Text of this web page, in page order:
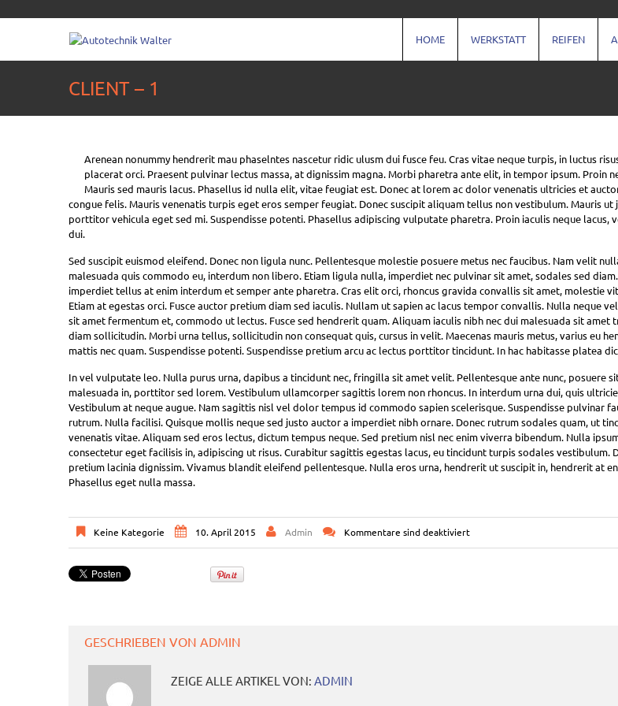
HOME WERKSTATT REIFEN
CLIENT – 1
Arenean nonummy hendrerit mau phaselntes nascetur ridic ulusm dui fusce feu. Cras vitae neque turpis, in luctus
placerat orci. Praesent pulvinar lectus massa, at dignissim magna. Morbi pharetra ante elit, in tempor ipsum. Proin
Mauris sed mauris lacus. Phasellus id nulla elit, vitae feugiat est. Donec at lorem ac dolor venenatis ultricies et
congue felis. Mauris venenatis turpis eget eros semper feugiat. Donec suscipit aliquam tellus non vestibulum. Mauris ut
porttitor vehicula eget sed mi. Suspendisse potenti. Phasellus adipiscing vulputate pharetra. Proin iaculis neque lacus,
dui.
Sed suscipit euismod eleifend. Donec non ligula nunc. Pellentesque molestie posuere metus nec faucibus. Nam velit
malesuada quis commodo eu, interdum non libero. Etiam ligula nulla, imperdiet nec pulvinar sit amet, sodales sed
imperdiet tellus at enim interdum et semper ante pharetra. Cras elit orci, rhoncus gravida convallis sit amet, molestie
Etiam at egestas orci. Fusce auctor pretium diam sed iaculis. Nullam ut sapien ac lacus tempor convallis. Nulla neque
sit amet fermentum et, commodo ut lectus. Fusce sed hendrerit quam. Aliquam iaculis nibh nec dui malesuada sit amet
diam sollicitudin. Morbi urna tellus, sollicitudin non consequat quis, cursus in velit. Maecenas mauris metus, varius eu
mattis nec quam. Suspendisse potenti. Suspendisse pretium arcu ac lectus porttitor tincidunt. In hac habitasse platea
In vel vulputate leo. Nulla purus urna, dapibus a tincidunt nec, fringilla sit amet velit. Pellentesque ante nunc, posuere
malesuada in, porttitor sed lorem. Vestibulum ullamcorper sagittis lorem non rhoncus. In interdum urna dui, quis
Vestibulum at neque augue. Nam sagittis nisl vel dolor tempus id commodo sapien scelerisque. Suspendisse pulvinar
rutrum. Nulla facilisi. Quisque mollis neque sed justo auctor a imperdiet nibh ornare. Donec rutrum sodales quam, ut
venenatis vitae. Aliquam sed eros lectus, dictum tempus neque. Sed pretium nisl nec enim viverra bibendum. Nulla
consectetur eget facilisis in, adipiscing ut risus. Curabitur sagittis egestas lacus, eu tincidunt turpis sodales vestibulum.
pretium lacinia dignissim. Vivamus blandit eleifend pellentesque. Nulla eros urna, hendrerit ut suscipit in, hendrerit at
Phasellus eget nulla massa.
Keine Kategorie 10. April 2015 Admin Kommentare sind deaktiviert
GESCHRIEBEN VON ADMIN
ZEIGE ALLE ARTIKEL VON: ADMIN